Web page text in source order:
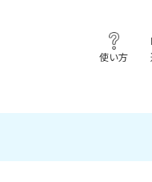
使い方